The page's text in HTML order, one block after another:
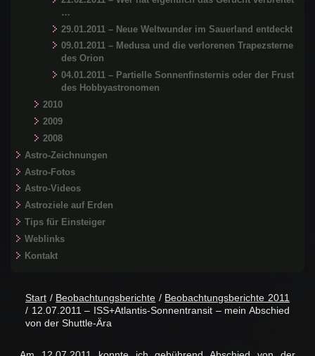
…
29.01.2011 – Neue Weltwunder im Sauerland entdeckt
09.01.2011 – Medusa und die verlorenen Trapezsterne
des Orion
04.01.2011 – Partielle Sonnenfinsternis oder der Frust
des Hobbyastronomen
2010
2009
2008
Astro-Zeichnungen
Astro-Fotos
Astro-Videos
Astroziele auf Erden
Tips für Einsteiger
Weblinks
Kontakt
Start / Beobachtungsberichte / Beobachtungsberichte 2011
/ 12.07.2011 – ISS+Atlantis-Sonnentransit – mein Abschied
von der Shuttle-Ära